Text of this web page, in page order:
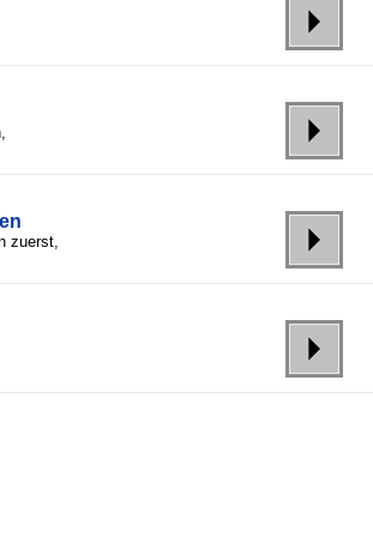
zuerst,